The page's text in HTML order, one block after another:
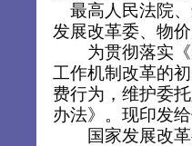
最高人民法院、
发展改革委、物
为贯彻落实《
工作机制改革的
费行为，维护委
办法》。现印发
国家发展改革